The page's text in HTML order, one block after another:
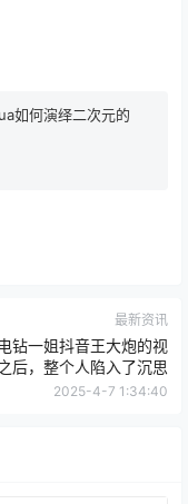
如何演绎二次元的
最新资讯
钻一姐抖音王大炮的视
后，整个人陷入了沉思
2025-4-7 1:34:40